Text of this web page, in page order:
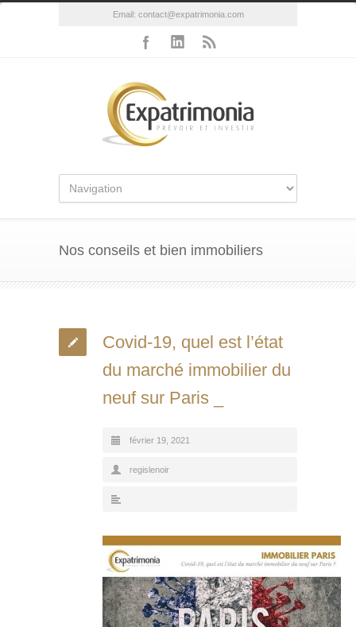
Email: contact@expatrimonia.com
Nos conseils et bien immobiliers
Covid-19, quel est l’état
du marché immobilier du
neuf sur Paris _
février 19, 2021
regislenoir